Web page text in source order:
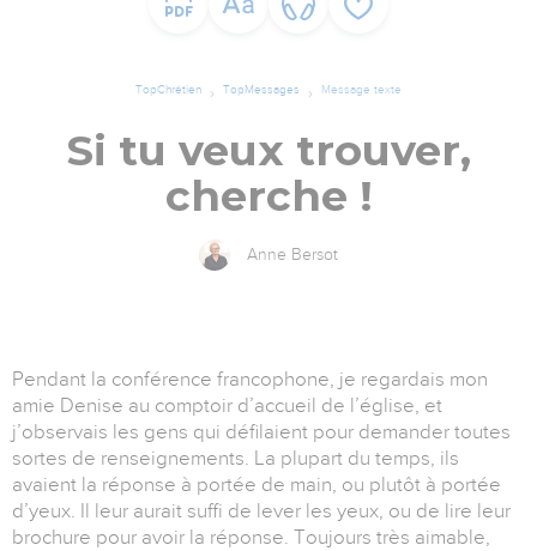
TopChrétien TopMessages Message texte
Si tu veux trouver,
cherche !
Anne Bersot
Pendant la conférence francophone, je regardais mon
amie Denise au comptoir d’accueil de l’église, et
j’observais les gens qui défilaient pour demander toutes
sortes de renseignements. La plupart du temps, ils
avaient la réponse à portée de main, ou plutôt à portée
d’yeux. Il leur aurait suffi de lever les yeux, ou de lire leur
brochure pour avoir la réponse. Toujours très aimable,